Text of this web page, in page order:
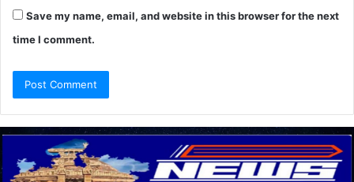
Save my name, email, and website in this browser for the next
time I comment.